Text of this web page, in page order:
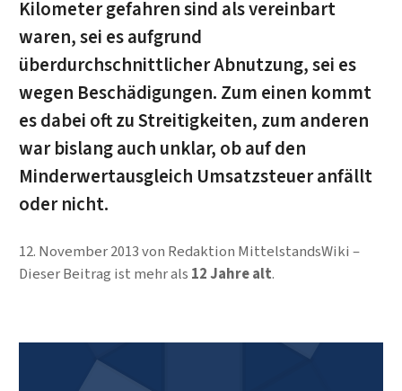
Kilometer gefahren sind als vereinbart
waren, sei es aufgrund
überdurchschnittlicher Abnutzung, sei es
wegen Beschädigungen. Zum einen kommt
es dabei oft zu Streitigkeiten, zum anderen
war bislang auch unklar, ob auf den
Minderwertausgleich Umsatzsteuer anfällt
oder nicht.
12. November 2013von Redaktion MittelstandsWiki
Dieser Beitrag ist mehr als 12 Jahre alt.